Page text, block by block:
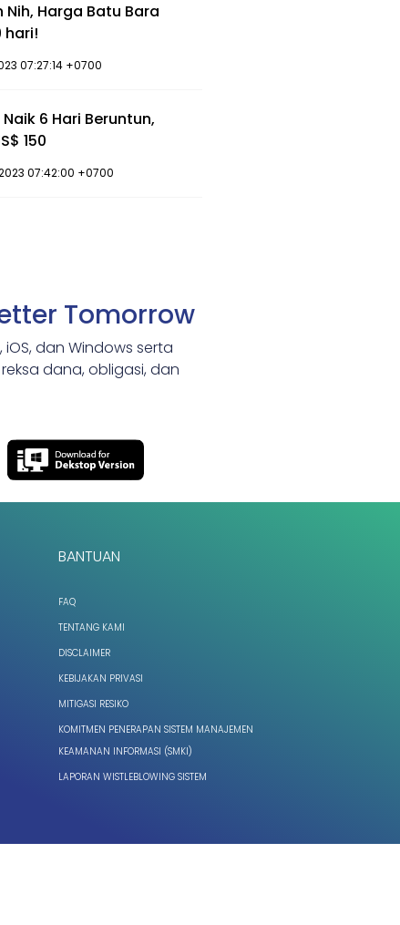
Nih, Harga Batu Bara
hari!
07:27:14 +0700
6 Hari Beruntun,
150
07:42:00 +0700
Tomorrow
dan Windows serta
dana, obligasi, dan
BANTUAN
FAQ
TENTANG KAMI
DISCLAIMER
KEBIJAKAN PRIVASI
MITIGASI RESIKO
KOMITMEN PENERAPAN SISTEM MANAJEMEN
KEAMANAN INFORMASI (SMKI)
LAPORAN WISTLEBLOWING SISTEM